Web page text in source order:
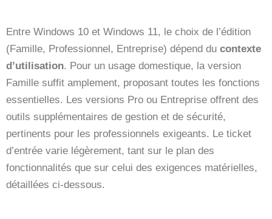
Entre Windows 10 et Windows 11, le choix de l’édition
(Famille, Professionnel, Entreprise) dépend du contexte
d’utilisation. Pour un usage domestique, la version
Famille suffit amplement, proposant toutes les fonctions
essentielles. Les versions Pro ou Entreprise offrent des
outils supplémentaires de gestion et de sécurité,
pertinents pour les professionnels exigeants. Le ticket
d’entrée varie légèrement, tant sur le plan des
fonctionnalités que sur celui des exigences matérielles,
détaillées ci-dessous.